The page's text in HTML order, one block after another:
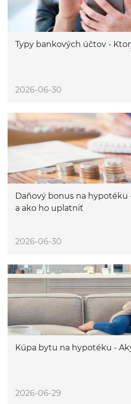
Typy bankových účtov -
2026-06-30
Daňový bonus na hypotéku
a ako ho uplatniť
2026-06-30
Kúpa bytu na hypotéku -
2026-06-29